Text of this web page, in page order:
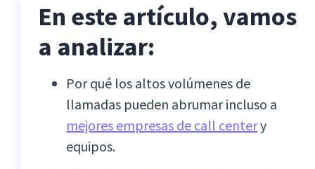
En este artículo, vamos
a analizar:
Por qué los altos volúmenes de
llamadas pueden abrumar incluso a
mejores empresas de call centery
equipos.